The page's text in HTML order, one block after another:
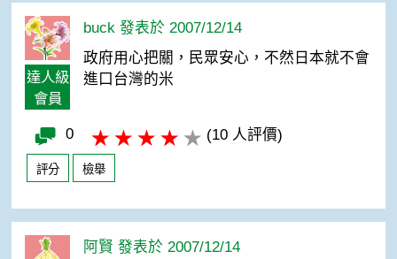
達人級
會員
buck 發表於 2007/12/14
政府用心把關，民眾安心，不然日本就不會
進口台灣的米
0 (10 人評價)
評分 檢舉
阿賢 發表於 2007/12/14